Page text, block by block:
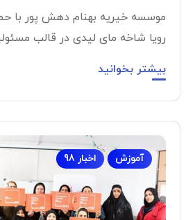
موسسه خیریه بهنام دهش پور با
رویا شاخه مای لیدی در قالب
بیشتر بخوانید
آموزش اخبار 98